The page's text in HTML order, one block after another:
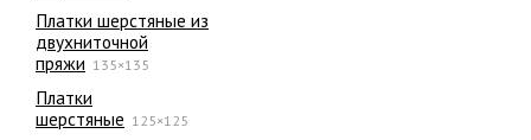
Платки шерстяные из
двухниточной
пряжи 135×135
Платки
шерстяные 125×125